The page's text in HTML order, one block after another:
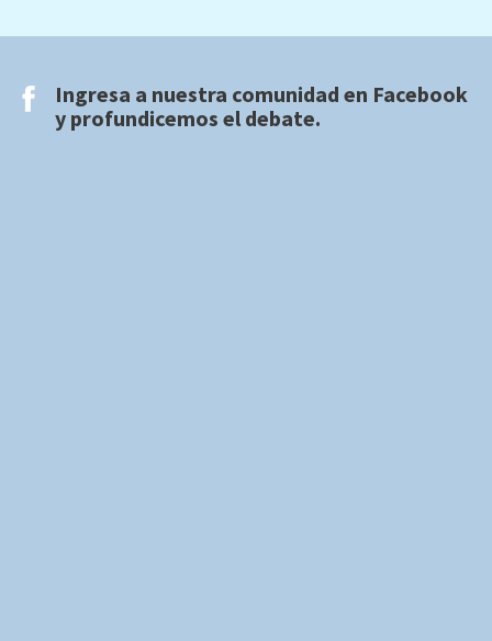
Ingresa a nuestra comunidad en Facebook
y profundicemos el debate.